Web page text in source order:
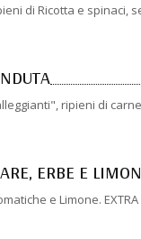
di Ricotta e spinaci,
ripieni di
ERBE E
e Limone.